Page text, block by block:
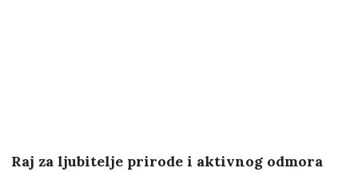
Raj za ljubitelje prirode i aktivnog odmora